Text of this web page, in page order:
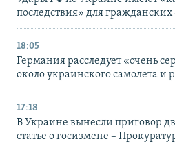
последствия» для
18:05
Германия расследует «очень
около украинского самолета и
17:18
В Украине вынесли приговор
статье о госизмене –